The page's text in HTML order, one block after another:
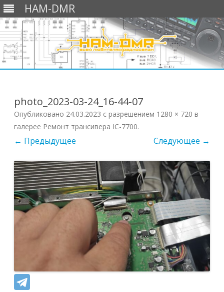
HAM-DMR
photo_2023-03-24_16-44-07
Опубликовано 24.03.2023 с разрешением 1280 × 720 в
галерее Ремонт трансивера IC-7700.
← Предыдущее Следующее →